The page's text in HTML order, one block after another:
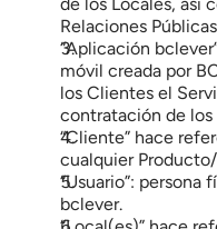
Relaciones
“Aplicación
móvil creada por
los Clientes el
contratación de
“Cliente” hace
cualquier
“Usuario”:
bclever.